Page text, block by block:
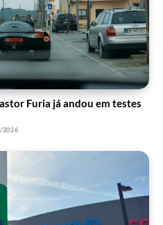
Furia já andou em testes
2026